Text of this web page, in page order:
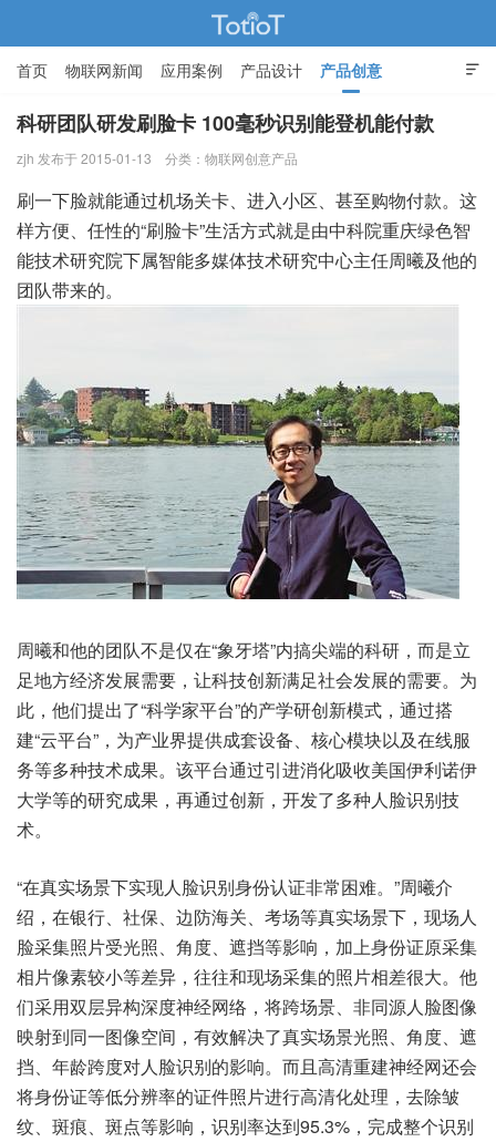

首页 物联网新闻 应用案例 产品设计 产品创意
智能家居
科研团队研发刷脸卡 100毫秒识别能登机能付款
zjh 发布于 2015-01-13 分类： 物联网创意产品
刷一下脸就能通过机场关卡、进入小区、甚至购物付款。这
样方便、任性的“刷脸卡”生活方式就是由中科院重庆绿色智
能技术研究院下属智能多媒体技术研究中心主任周曦及他的
团队带来的。
周曦和他的团队不是仅在“象牙塔”内搞尖端的科研，而是立
足地方经济发展需要，让科技创新满足社会发展的需要。为
此，他们提出了“科学家平台”的产学研创新模式，通过搭
建“云平台”，为产业界提供成套设备、核心模块以及在线服
务等多种技术成果。该平台通过引进消化吸收美国伊利诺伊
大学等的研究成果，再通过创新，开发了多种人脸识别技
术。
“在真实场景下实现人脸识别身份认证非常困难。”周曦介
绍，在银行、社保、边防海关、考场等真实场景下，现场人
脸采集照片受光照、角度、遮挡等影响，加上身份证原采集
相片像素较小等差异，往往和现场采集的照片相差很大。他
们采用双层异构深度神经网络，将跨场景、非同源人脸图像
映射到同一图像空间，有效解决了真实场景光照、角度、遮
挡、年龄跨度对人脸识别的影响。而且高清重建神经网还会
将身份证等低分辨率的证件照片进行高清化处理，去除皱
纹、斑痕、斑点等影响，识别率达到95.3%，完成整个识别